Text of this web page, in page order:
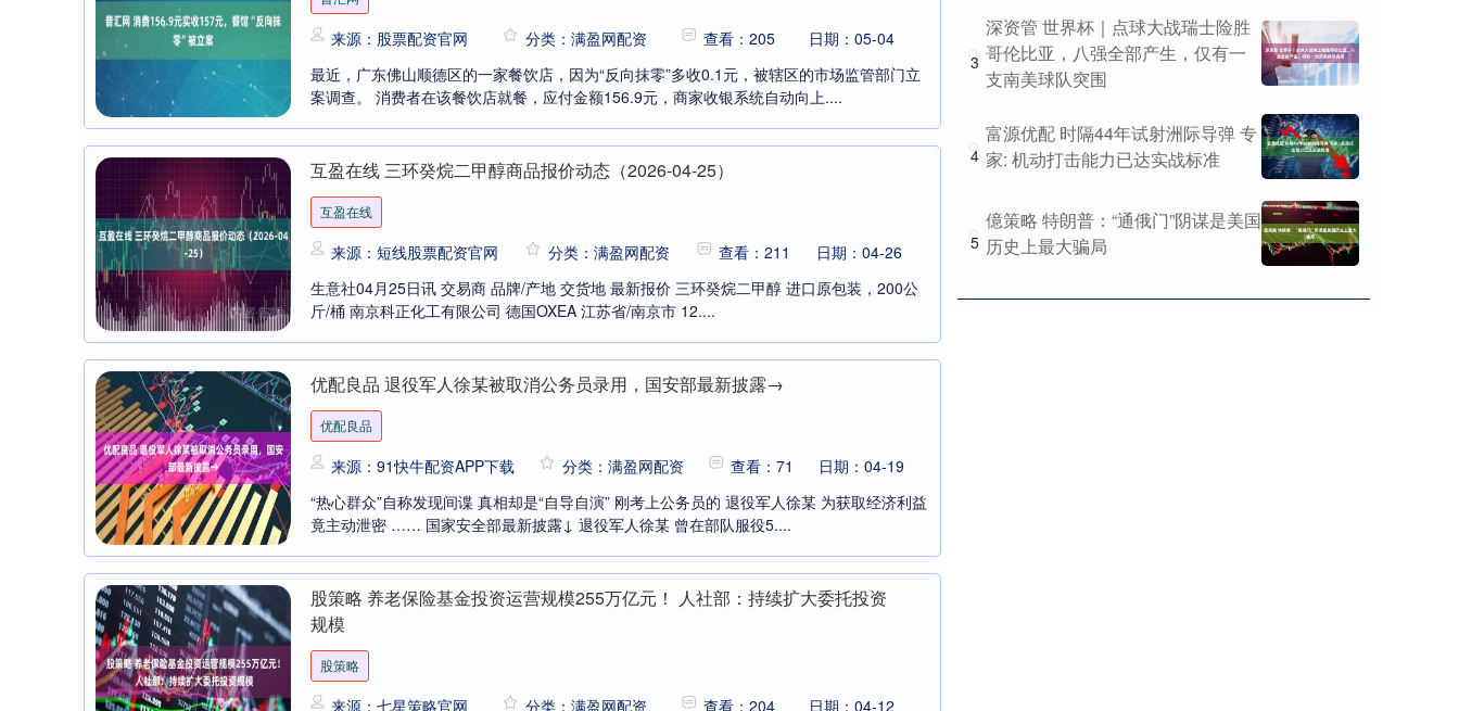
来源：股票配资官网 分类：满盈网配资 查看：205
日期：05-04
最近，广东佛山顺德区的一家餐饮店，因为“反向抹零”多收0.1元，被辖区的市场监管部门立
案调查。 消费者在该餐饮店就餐，应付金额156.9元，商家收银系统自动向上....
互盈在线 三环癸烷二甲醇商品报价动态（2026-04-25）
互盈在线
来源：短线股票配资官网 分类：满盈网配资 查看：211
日期：04-26
生意社04月25日讯 交易商 品牌/产地 交货地 最新报价 三环癸烷二甲醇 进口原包装，200公
斤/桶 南京科正化工有限公司 德国OXEA 江苏省/南京市 12....
优配良品 退役军人徐某被取消公务员录用，国安部最新披露→
优配良品
来源：91快牛配资APP下载 分类：满盈网配资 查看：71
日期：04-19
“热心群众”自称发现间谍 真相却是“自导自演” 刚考上公务员的 退役军人徐某 为获取经济利益
竟主动泄密 …… 国家安全部最新披露↓ 退役军人徐某 曾在部队服役5....
股策略 养老保险基金投资运营规模255万亿元！ 人社部：持续扩大委托投资
规模
股策略
来源：七星策略官网 分类：满盈网配资 查看：204 日期：04-12
3
深资管 世界杯｜点球大战瑞士险胜
哥伦比亚，八强全部产生，仅有一
支南美球队突围
4
富源优配 时隔44年试射洲际导弹 专
家: 机动打击能力已达实战标准
5
億策略 特朗普：“通俄门”阴谋是美国
历史上最大骗局